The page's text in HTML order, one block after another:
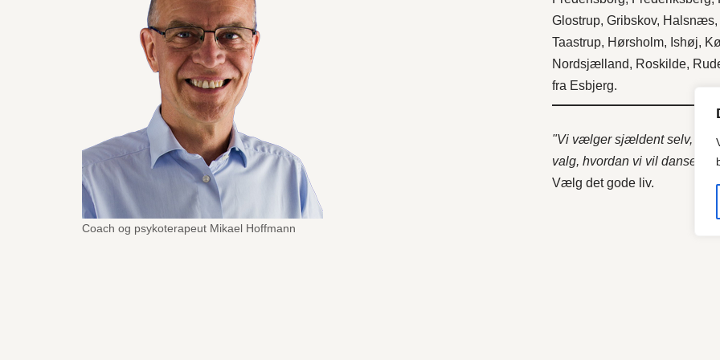
Coach og psykoterapeut Mikael Hoffmann
Glostrup, Gribskov, Halsnæs,
Taastrup, Hørsholm, Ishøj,
Nordsjælland, Roskilde,
fra Esbjerg.
"Vi vælger sjældent selv,
valg, hvordan vi vil danse til
Vælg det gode liv.